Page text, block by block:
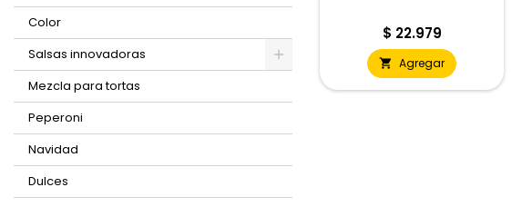
Color
Salsas innovadoras
Mezcla para tortas
Peperoni
Navidad
Dulces
Precio
$ 22.979
 Agregar